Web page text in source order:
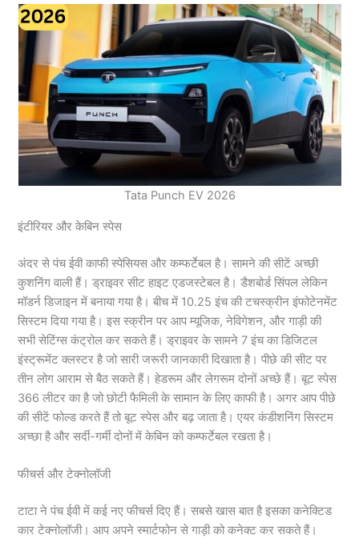
Tata Punch EV 2026
इंटीरियर और केबिन स्पेस
अंदर से पंच ईवी काफी स्पेसियस और कम्फर्टेबल है। सामने की सीटें अच्छी
कुशनिंग वाली हैं। ड्राइवर सीट हाइट एडजस्टेबल है। डैशबोर्ड सिंपल लेकिन
मॉडर्न डिजाइन में बनाया गया है। बीच में 10.25 इंच की टचस्क्रीन इंफोटेनमेंट
सिस्टम दिया गया है। इस स्क्रीन पर आप म्यूजिक, नेविगेशन, और गाड़ी की
सभी सेटिंग्स कंट्रोल कर सकते हैं। ड्राइवर के सामने 7 इंच का डिजिटल
इंस्ट्रूमेंट क्लस्टर है जो सारी जरूरी जानकारी दिखाता है। पीछे की सीट पर
तीन लोग आराम से बैठ सकते हैं। हेडरूम और लेगरूम दोनों अच्छे हैं। बूट स्पेस
366 लीटर का है जो छोटी फैमिली के सामान के लिए काफी है। अगर आप पीछे
की सीटें फोल्ड करते हैं तो बूट स्पेस और बढ़ जाता है। एयर कंडीशनिंग सिस्टम
अच्छा है और सर्दी-गर्मी दोनों में केबिन को कम्फर्टेबल रखता है।
फीचर्स और टेक्नोलॉजी
टाटा ने पंच ईवी में कई नए फीचर्स दिए हैं। सबसे खास बात है इसका कनेक्टिड
कार टेक्नोलॉजी। आप अपने स्मार्टफोन से गाड़ी को कनेक्ट कर सकते हैं।